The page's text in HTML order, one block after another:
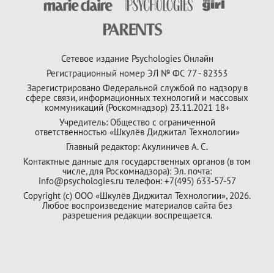
Сетевое издание Psychologies Онлайн
Регистрационный номер ЭЛ № ФС 77 - 82353
Зарегистрировано Федеральной службой по надзору в
сфере связи, информационных технологий и массовых
коммуникаций (Роскомнадзор) 23.11.2021 18+
Учредитель: Общество с ограниченной
ответственностью «Шкулёв Диджитал Технологии»
Главный редактор: Акулиничев А. С.
Контактные данные для государственных органов (в том
числе, для Роскомнадзора): Эл. почта:
info@psychologies.ru телефон: +7(495) 633-57-57
Copyright (с) ООО «Шкулёв Диджитал Технологии», 2026.
Любое воспроизведение материалов сайта без
разрешения редакции воспрещается.